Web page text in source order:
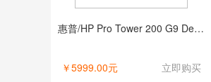
惠普/HP Pro Tower 200 G9 Desktop PC-2A02500005A+P24v G5（23.8英寸） 酷睿 I5-12500/23.8/集成显卡/共享内存/256GB/无/银河麒麟 V10/8GB/台式计算机
￥5999.00元 立即购买